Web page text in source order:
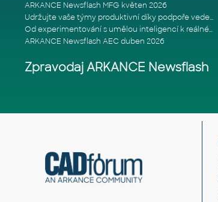
ARKANCE Newsflash MFG květen 2026
Udržujte vaše týmy produktivní díky podpoře vedené odborníky
Od experimentování s umělou inteligencí k reálnému dopadu na podniká
ARKANCE Newsflash AEC duben 2026
Zpravodaj ARKANCE Newsflash